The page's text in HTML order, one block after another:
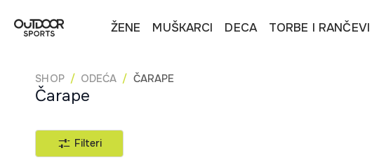
ŽENE MUŠKARCI DECA TORBE I RANČEVI
SHOP ODEĆA ČARAPE
Čarape
Filteri